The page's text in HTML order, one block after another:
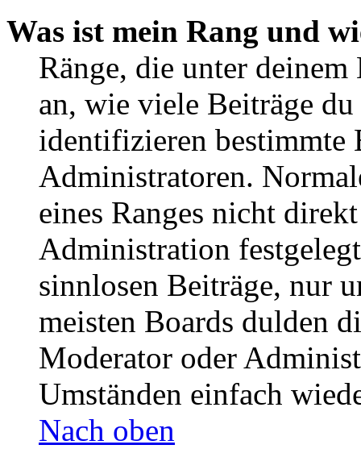
Was ist mein Rang und
Ränge, die unter deinem
an, wie viele Beiträge
identifizieren bestimmte
Administratoren.
eines Ranges nicht
Administration
sinnlosen Beiträge, nur
meisten Boards dulden
Moderator oder
Umständen einfach
Nach oben